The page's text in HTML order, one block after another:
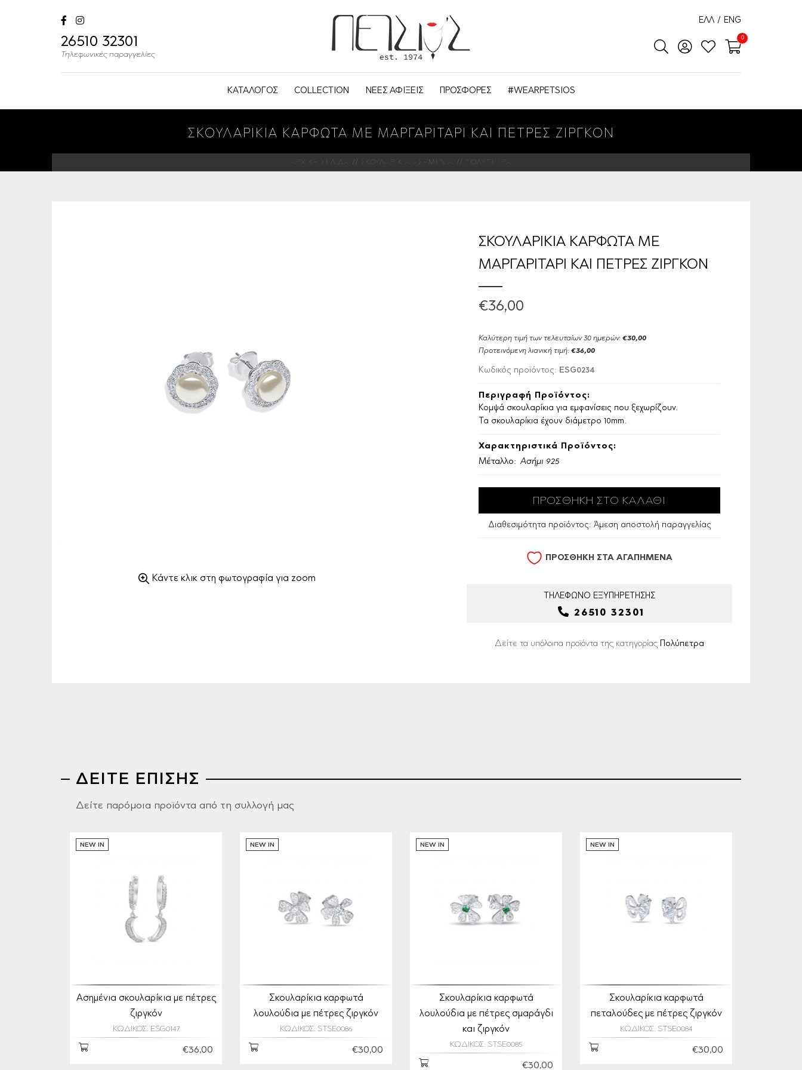
26510 32301
Τηλεφωνικές παραγγελίες
ΕΛΛ / ENG
0
ΚΑΤΑΛΟΓΟΣ COLLECTION ΝΕΕΣ ΑΦΙΞΕΙΣ ΠΡΟΣΦΟΡΕΣ #WEARPETSIOS
ΣΚΟΥΛΑΡΙΚΙΑ ΚΑΡΦΩΤΑ ΜΕ ΜΑΡΓΑΡΙΤΑΡΙ ΚΑΙ ΠΕΤΡΕΣ ΖΙΡΓΚΟΝ
ΑΡΧΙΚΗ ΣΕΛΙΔΑ ΣΚΟΥΛΑΡΙΚΙΑ ΑΣΗΜΕΝΙΑ ΠΟΛΥΠΕΤΡΑ
Κάντε κλικ στη φωτογραφία για zoom
ΣΚΟΥΛΑΡΙΚΙΑ ΚΑΡΦΩΤΑ ΜΕ
ΜΑΡΓΑΡΙΤΑΡΙ ΚΑΙ ΠΕΤΡΕΣ ΖΙΡΓΚΟΝ
€36,00
Καλύτερη τιμή των τελευταίων 30 ημερών: €30,00
Προτεινόμενη λιανική τιμή: €36,00
Κωδικός προϊόντος: ESG0234
Περιγραφή Προϊόντος:
Κομψά σκουλαρίκια για εμφανίσεις που ξεχωρίζουν.
Τα σκουλαρίκια έχουν διάμετρο 10mm.
Χαρακτηριστικά Προϊόντος:
Μέταλλο: Ασήμι 925
Διαθεσιμότητα προϊόντος: Άμεση αποστολή παραγγελίας
ΠΡΟΣΘΗΚΗ ΣΤΑ ΑΓΑΠΗΜΕΝΑ
ΤΗΛΕΦΩΝΟ ΕΞΥΠΗΡΕΤΗΣΗΣ
26510 32301
Δείτε τα υπόλοιπα προϊόντα της κατηγορίας Πολύπετρα
ΔΕΙΤΕ ΕΠΙΣΗΣ
Δείτε παρόμοια προϊόντα από τη συλλογή μας
NEW IN
Ασημένια σκουλαρίκια με πέτρες
ζιργκόν
ΚΩΔΙΚΟΣ: ESG0147
€36,00
NEW IN
Σκουλαρίκια καρφωτά
λουλούδια με πέτρες ζιργκόν
ΚΩΔΙΚΟΣ: STSE0086
€30,00
NEW IN
Σκουλαρίκια καρφωτά
λουλούδια με πέτρες σμαράγδι
και ζιργκόν
ΚΩΔΙΚΟΣ: STSE0085
€30,00
NEW IN
Σκουλαρίκια καρφωτά
πεταλούδες με πέτρες ζιργκόν
ΚΩΔΙΚΟΣ: STSE0084
€30,00